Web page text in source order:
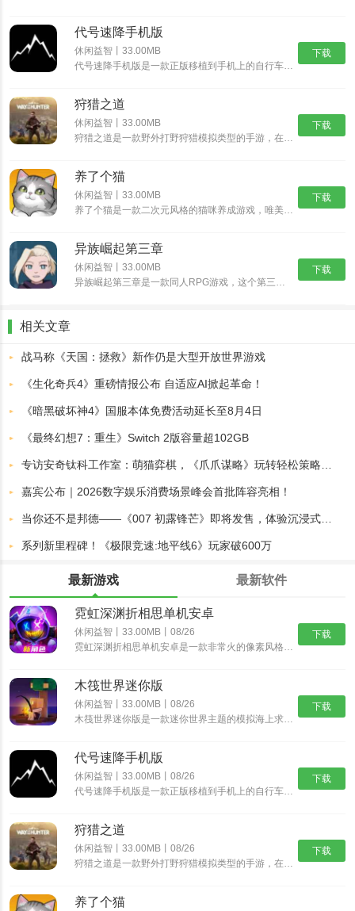
下载
代号速降手机版
休闲益智丨33.00MB
代号速降手机版是一款正版移植到手机上的自行车骑行速降游戏。在这个游戏中，你将扮演一名自行车手，驾驶着自行车在险峻的山路上飞驰，挑战速降极限。游戏采用逼真的3D画面和流畅的操作，让你体验真实的自行车......
下载
狩猎之道
休闲益智丨33.00MB
狩猎之道是一款野外打野狩猎模拟类型的手游，在狩猎之道中你将会进入到一片真实的树林野外开始属于你的狩猎之旅，游戏中有很多好玩的模式以及各种猛兽等你进行挑战。你需要根据不同猎物的习性来打造各种不同的陷......
下载
养了个猫
休闲益智丨33.00MB
养了个猫是一款二次元风格的猫咪养成游戏，唯美治愈系的二次元画风，搭配随性自由的萌宠养成玩法，与各种各样的可爱猫咪欢乐互动，解锁各种精彩的玩法内容，畅享舒爽无比的云养猫体验。养了个猫怎么买房子1、首......
下载
异族崛起第三章
休闲益智丨33.00MB
异族崛起第三章是一款同人RPG游戏，这个第三章新增更多忍术可以选择，我们可以看到角色也多了一些，异族崛起第三章可以在熟悉的地图自由的探索了，挑战副本获取奖励，后续的话还可以和NPC互动，所以异族崛......
相关文章
战马称《天国：拯救》新作仍是大型开放世界游戏
《生化奇兵4》重磅情报公布 自适应AI掀起革命！
《暗黑破坏神4》国服本体免费活动延长至8月4日
《最终幻想7：重生》Switch 2版容量超102GB
嘉宾公布｜2026数字娱乐消费场景峰会首批阵容亮相！
系列新里程碑！《极限竞速:地平线6》玩家破600万
最新游戏 最新软件
下载
霓虹深渊折相思单机安卓
休闲益智丨33.00MB丨08/26
霓虹深渊折相思单机安卓是一款非常火的像素风格动作冒险游戏，经典的像素风格，制作精湛的游戏场景，搭配出色的游戏音乐，为玩家带来身临其境的动作冒险体验，丰富精彩的游戏剧情，多样化的挑战任务，沉浸式体验......
下载
木筏世界迷你版
休闲益智丨33.00MB丨08/26
木筏世界迷你版是一款迷你世界主题的模拟海上求生游戏，在木筏世界迷你版中可以从一块小木筏开始，收集资源，探索岛屿，发现大陆，结识伙伴，开启更精彩的迷你冒险之旅。沉浸式的探索玩法，带给你新鲜互动乐趣。......
下载
代号速降手机版
休闲益智丨33.00MB丨08/26
代号速降手机版是一款正版移植到手机上的自行车骑行速降游戏。在这个游戏中，你将扮演一名自行车手，驾驶着自行车在险峻的山路上飞驰，挑战速降极限。游戏采用逼真的3D画面和流畅的操作，让你体验真实的自行车......
下载
狩猎之道
休闲益智丨33.00MB丨08/26
狩猎之道是一款野外打野狩猎模拟类型的手游，在狩猎之道中你将会进入到一片真实的树林野外开始属于你的狩猎之旅，游戏中有很多好玩的模式以及各种猛兽等你进行挑战。你需要根据不同猎物的习性来打造各种不同的陷......
养了个猫